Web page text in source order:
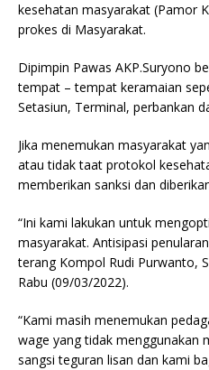
kesehatan masyarakat (Pamor
prokes di Masyarakat.
Dipimpin Pawas AKP.Suryono
tempat – tempat keramaian
Setasiun, Terminal, perbankan
Jika menemukan masyarakat
atau tidak taat protokol
memberikan sanksi dan
“Ini kami lakukan untuk
masyarakat. Antisipasi
terang Kompol Rudi Purwanto,
Rabu (09/03/2022).
“Kami masih menemukan
wage yang tidak menggunakan
sangsi teguran lisan dan kami